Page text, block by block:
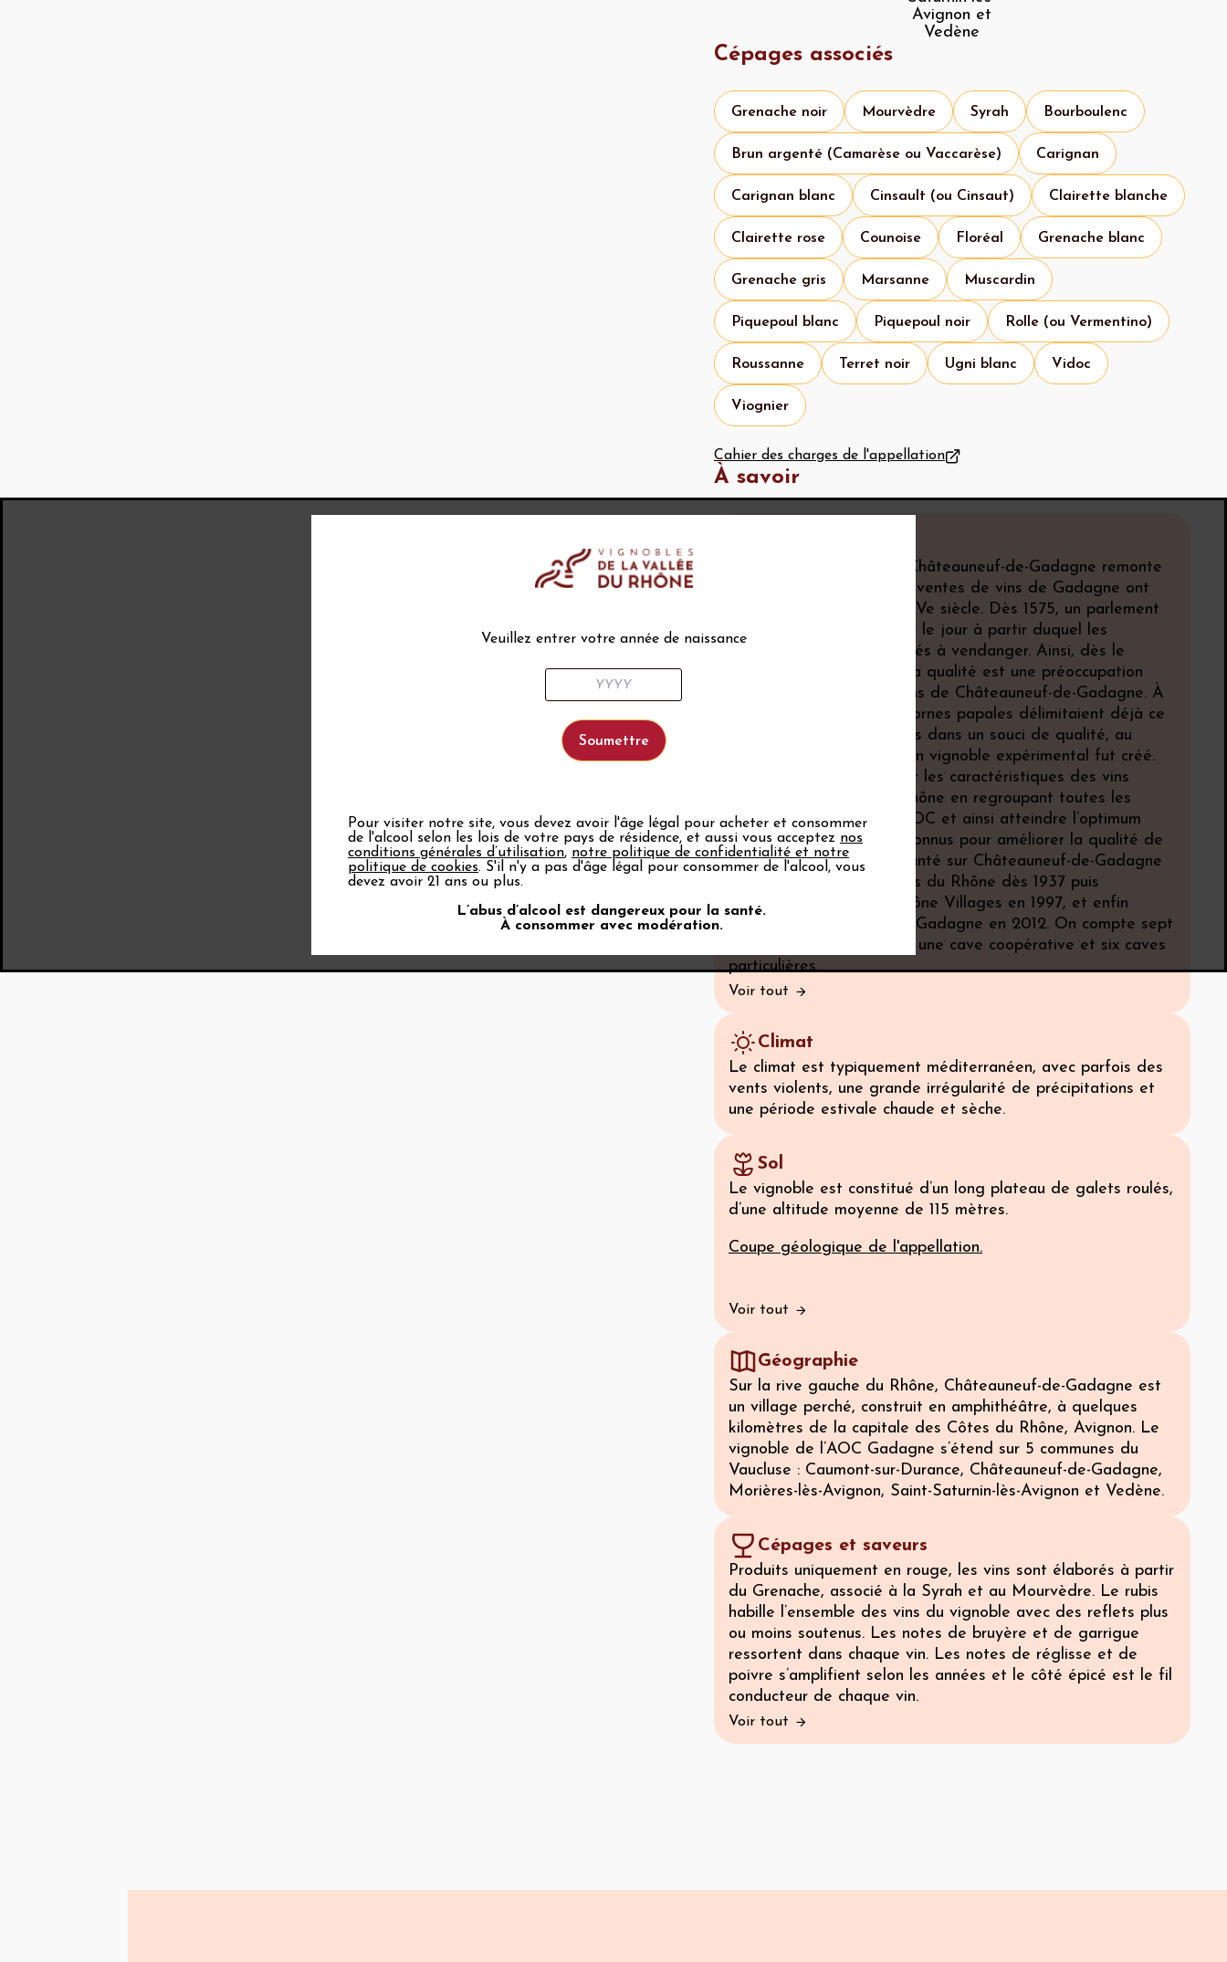
Avignon et
Vedène
Cépages associés
Grenache noir Mourvèdre Syrah Bourboulenc
Brun argenté (Camarèse ou Vaccarèse) Carignan
Carignan blanc Cinsault (ou Cinsaut) Clairette blanche
Clairette rose Counoise Floréal Grenache blanc
Grenache gris Marsanne Muscardin
Piquepoul blanc Piquepoul noir Rolle (ou Vermentino)
Roussanne Terret noir Ugni blanc Vidoc
Viognier
Cahier des charges de l'appellation
À savoir
La présence de vigne à Châteauneuf-de-Gadagne remonte
à 500 ans après JC. Des ventes de vins de Gadagne ont
été enregistrées dès le XVe siècle. Dès 1575, un parlement
se réunissait afin d’établir le jour à partir duquel les
habitants seraient autorisés à vendanger. Ainsi, dès le
Moyen Âge, le souci de la qualité est une préoccupation
majeure pour les vignerons de Châteauneuf-de-Gadagne. À
l’ouest de la colline, les bornes papales délimitaient déjà ce
terroir de qualité. Toujours dans un souci de qualité, au
milieu des années 1980, un vignoble expérimental fut créé.
Celui-ci permet d’observer les caractéristiques des vins
d’appellation Côtes du Rhône en regroupant toutes les
variétés ayant droit à l’AOC et ainsi atteindre l’optimum
qualitatif. Ses efforts reconnus pour améliorer la qualité de
ses vins, le vignoble implanté sur Châteauneuf-de-Gadagne
obtient l’appellation Côtes du Rhône dès 1937 puis
l’appellation Côtes du Rhône Villages en 1997, et enfin
Côtes du Rhône Villages Gadagne en 2012. On compte sept
metteurs en marché dont une cave coopérative et six caves
particulières.
Voir tout
Climat
Le climat est typiquement méditerranéen, avec parfois des
vents violents, une grande irrégularité de précipitations et
une période estivale chaude et sèche.
Sol
Le vignoble est constitué d’un long plateau de galets roulés,
d’une altitude moyenne de 115 mètres.
Coupe géologique de l'appellation.
Voir tout
Géographie
Sur la rive gauche du Rhône, Châteauneuf-de-Gadagne est
un village perché, construit en amphithéâtre, à quelques
kilomètres de la capitale des Côtes du Rhône, Avignon. Le
vignoble de l’AOC Gadagne s’étend sur 5 communes du
Vaucluse : Caumont-sur-Durance, Châteauneuf-de-Gadagne,
Morières-lès-Avignon, Saint-Saturnin-lès-Avignon et Vedène.
Cépages et saveurs
Produits uniquement en rouge, les vins sont élaborés à partir
du Grenache, associé à la Syrah et au Mourvèdre. Le rubis
habille l’ensemble des vins du vignoble avec des reflets plus
ou moins soutenus. Les notes de bruyère et de garrigue
ressortent dans chaque vin. Les notes de réglisse et de
poivre s’amplifient selon les années et le côté épicé est le fil
conducteur de chaque vin.
Voir tout
Veuillez entrer votre année de naissance
Pour visiter notre site, vous devez avoir l'âge légal pour acheter et consommer
de l'alcool selon les lois de votre pays de résidence, et aussi vous acceptez nos
conditions générales d’utilisation, notre politique de confidentialité et notre
politique de cookies. S'il n'y a pas d'âge légal pour consommer de l'alcool, vous
devez avoir 21 ans ou plus.
L’abus d’alcool est dangereux pour la santé.
À consommer avec modération.